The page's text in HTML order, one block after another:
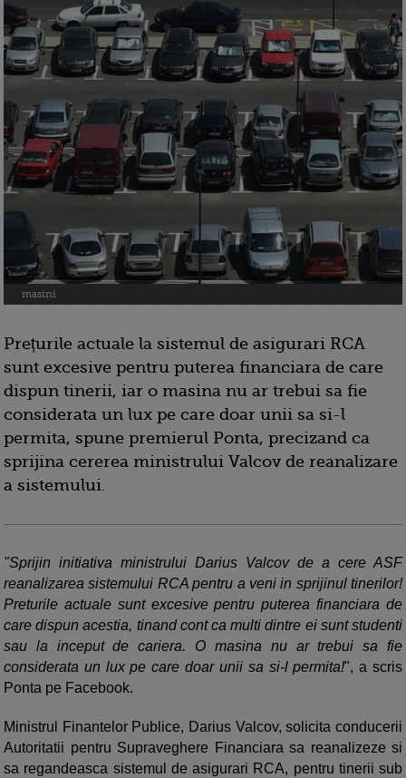
masini
Prețurile actuale la sistemul de asigurari RCA
sunt excesive pentru puterea financiara de care
dispun tinerii, iar o masina nu ar trebui sa fie
considerata un lux pe care doar unii sa si-l
permita, spune premierul Ponta, precizand ca
sprijina cererea ministrului Valcov de reanalizare
a sistemului.
"Sprijin initiativa ministrului Darius Valcov de a cere ASF
reanalizarea sistemului RCA pentru a veni in sprijinul tinerilor!
Preturile actuale sunt excesive pentru puterea financiara de
care dispun acestia, tinand cont ca multi dintre ei sunt studenti
sau la inceput de cariera. O masina nu ar trebui sa fie
considerata un lux pe care doar unii sa si-l permita!", a scris
Ponta pe Facebook.
Ministrul Finantelor Publice, Darius Valcov, solicita conducerii
Autoritatii pentru Supraveghere Financiara sa reanalizeze si
sa regandeasca sistemul de asigurari RCA, pentru tinerii sub